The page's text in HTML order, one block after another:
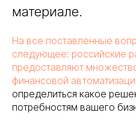
материале.
На все поставленные
следующее: российские
предоставляют
финансовой
определиться какое
потребностям вашего